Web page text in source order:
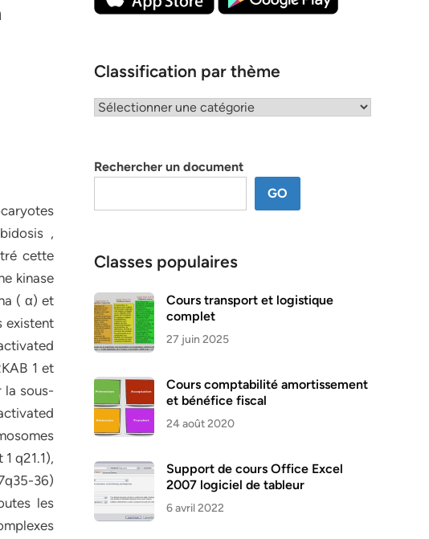
,
cette
kinase
( α) et
existent
1 et
la sous-
q21.1),
36)
les
Classification par thème
Classification
Rechercher un document
GO
Classes populaires
Cours transport et logistique
complet
27 juin 2025
Cours comptabilité amortissement
et bénéfice fiscal
24 août 2020
Support de cours Office Excel
2007 logiciel de tableur
6 avril 2022